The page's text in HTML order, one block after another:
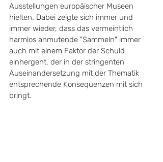
Ausstellungen europäischer Museen
hielten. Dabei zeigte sich immer und
immer wieder, dass das vermeintlich
harmlos anmutende "Sammeln" immer
auch mit einem Faktor der Schuld
einhergeht, der in der stringenten
Auseinandersetzung mit der Thematik
entsprechende Konsequenzen mit sich
bringt.